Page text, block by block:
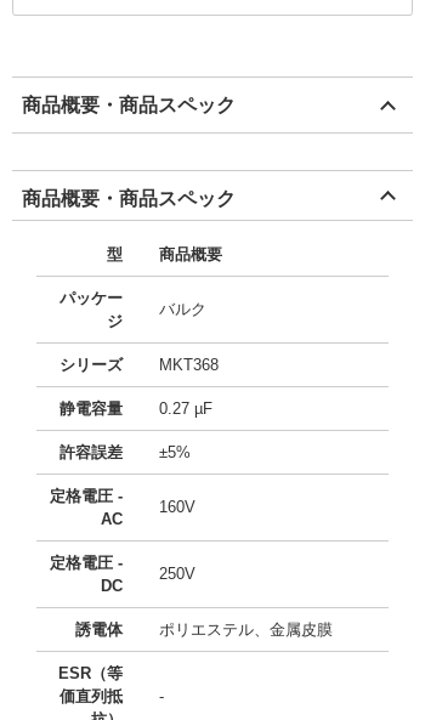
商品概要・商品スペック
商品概要・商品スペック
型 商品概要
パッケー
ジ
バルク
シリーズ MKT368
静電容量 0.27 µF
許容誤差 ±5%
定格電圧 -
AC
160V
定格電圧 -
DC
250V
誘電体 ポリエステル、金属皮膜
ESR（等
価直列抵
-